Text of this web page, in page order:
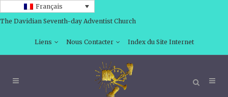
Français
The Davidian Seventh-day Adventist Church
Liens Nous Contacter Index du Site Internet